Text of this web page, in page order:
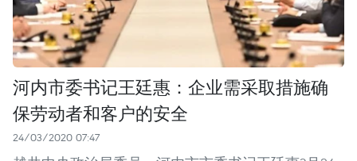
河内市委书记王廷惠：企业需采取措施确
保劳动者和客户的安全
24/03/2020 07:47